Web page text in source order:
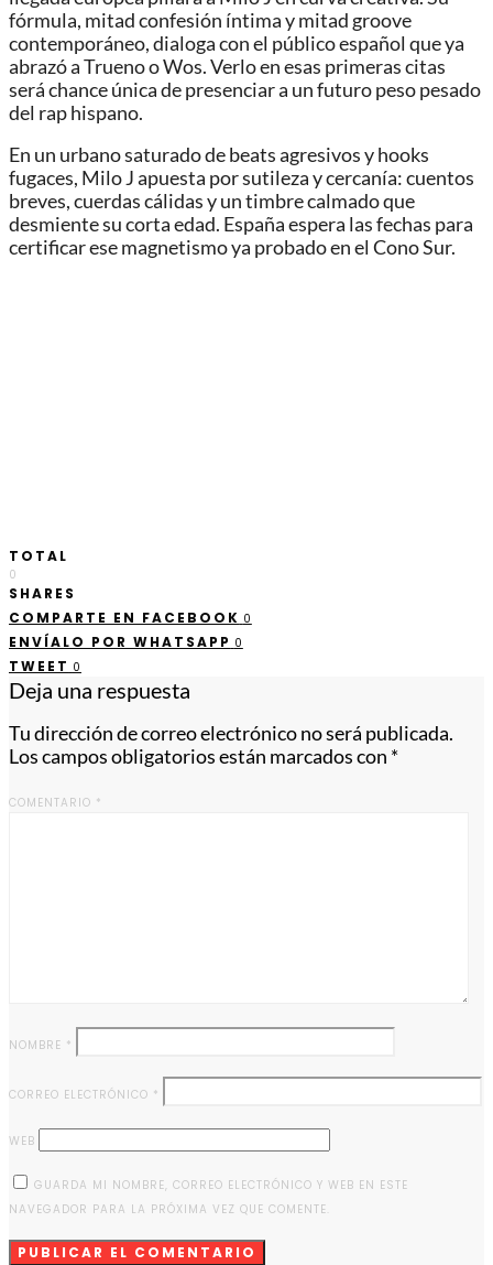
fórmula, mitad confesión íntima y mitad groove
contemporáneo, dialoga con el público español que ya
abrazó a Trueno o Wos. Verlo en esas primeras citas
será chance única de presenciar a un futuro peso pesado
del rap hispano.
En un urbano saturado de beats agresivos y hooks
fugaces, Milo J apuesta por sutileza y cercanía: cuentos
breves, cuerdas cálidas y un timbre calmado que
desmiente su corta edad. España espera las fechas para
certificar ese magnetismo ya probado en el Cono Sur.
TOTAL
0
SHARES
COMPARTE EN FACEBOOK 0
ENVÍALO POR WHATSAPP 0
TWEET 0
Deja una respuesta
Tu dirección de correo electrónico no será publicada.
Los campos obligatorios están marcados con *
COMENTARIO *
NOMBRE *
CORREO ELECTRÓNICO *
WEB
GUARDA MI NOMBRE, CORREO ELECTRÓNICO Y WEB EN ESTE
NAVEGADOR PARA LA PRÓXIMA VEZ QUE COMENTE.